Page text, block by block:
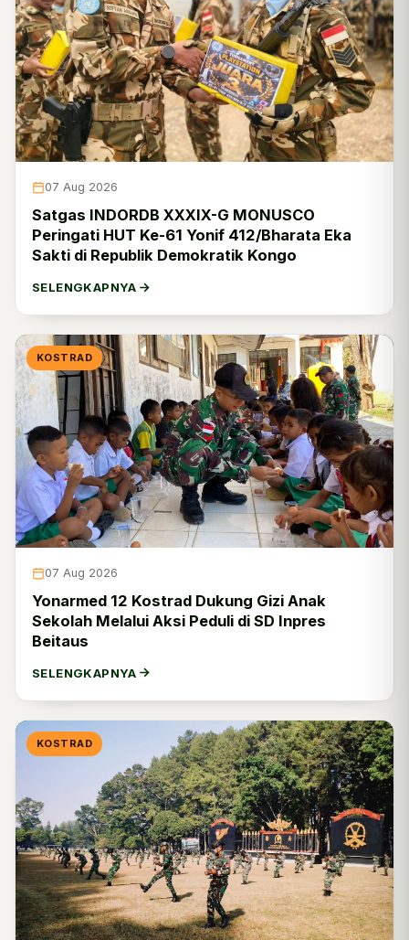
Disinfolahtad 10
Disjasad 0
Disjarahad 0
Dislaikad 0
Disadaad 0
Kodiklatad
Pussenif 3
Pussenkav 0
Pussenarmed 0
Pussenarhanud 1
Pusterad 0
Puspomad 0
Puspenerbad 0
Puskesad
Pusziad
Pushubad
Puspalad
Pusintelad 0
Pussansiad 0
Akademi Militer 0
Seskoad 0
Secapa AD 8
07 Aug 2026
Satgas INDORDB XXXIX-G MONUSCO
Peringati HUT Ke-61 Yonif 412/Bharata Eka
Sakti di Republik Demokratik Kongo
SELENGKAPNYA
KOSTRAD
07 Aug 2026
Yonarmed 12 Kostrad Dukung Gizi Anak
Sekolah Melalui Aksi Peduli di SD Inpres
Beitaus
SELENGKAPNYA
KOSTRAD